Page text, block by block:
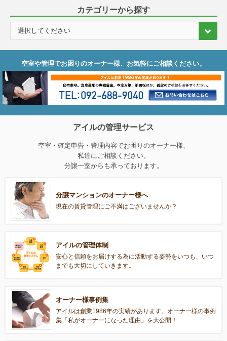
カテゴリーから探す
空室や管理でお困りのオーナー様、お気軽にご相談ください。
アイルの管理サービス
空室・確定申告・管理内容でお困りのオーナー様、
私達にご相談ください。
分譲一室からも承っております。
分譲マンションのオーナー様へ
現在の賃貸管理にご不満はございませんか？
アイルの管理体制
安心と信頼をお届けする為に活動する姿勢をいつも、いつ
までも大切にしていきます。
オーナー様事例集
アイルは創業1986年の実績があります。オーナー様の事例
集「私がオーナーになった理由」を大公開！